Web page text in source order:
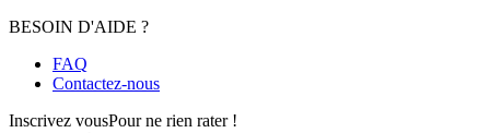
BESOIN D'AIDE ?
FAQ
Contactez-nous
Inscrivez vousPour ne rien rater !